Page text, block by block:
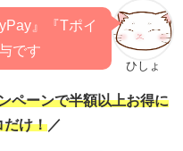
ひしょ
』『Tポイ
です
ペーンで半額以上お得に
だけ！ ／